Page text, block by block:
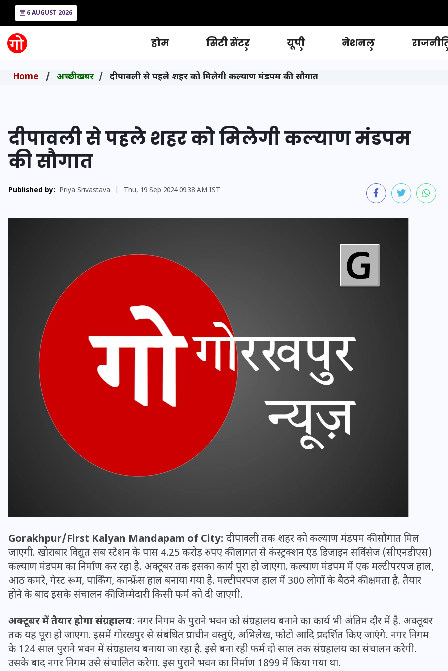
6 AUGUST 2026
होम सिटी सेंटर यूपी नेशनल
Home अच्छी खबर दीपावली से पहले शहर को मिलेगी कल्याण मंडपम की सौगात
दीपावली से पहले शहर को मिलेगी कल्याण मंडपम
की सौगात
Published by: Priya Srivastava Thu, 19 Sep 2024 09:38 AM IST
Gorakhpur/First Kalyan Mandapam of City: दीपावली तक शहर को कल्याण मंडपम की सौगात मिल
जाएगी. खोराबार विद्युत सब स्टेशन के पास 4.25 करोड़ रुपए की लागत से कंस्ट्रक्शन एंड डिजाइन सर्विसेज (सीएनडीएस)
कल्याण मंडपम का निर्माण कर रहा है. अक्टूबर तक इसका कार्य पूरा हो जाएगा. कल्याण मंडपम में एक मल्टीपरपज हाल,
आठ कमरे, गेस्ट रूम, पार्किंग, कान्फ्रेंस हाल बनाया गया है. मल्टीपरपज हाल में 300 लोगों के बैठने की क्षमता है. तैयार
होने के बाद इसके संचालन की जिम्मेदारी किसी फर्म को दी जाएगी.
अक्टूबर में तैयार होगा संग्रहालय: नगर निगम के पुराने भवन को संग्रहालय बनाने का कार्य भी अंतिम दौर में है. अक्तूबर
तक यह पूरा हो जाएगा. इसमें गोरखपुर से संबंधित प्राचीन वस्तुएं, अभिलेख, फोटो आदि प्रदर्शित किए जाएंगे. नगर निगम
के 124 साल पुराने भवन में संग्रहालय बनाया जा रहा है. इसे बना रही फर्म दो साल तक संग्रहालय का संचालन करेगी.
उसके बाद नगर निगम उसे संचालित करेगा. इस पुराने भवन का निर्माण 1899 में किया गया था.
यूपी लेखपाल भर्ती: ओबीसी को
मिली बड़ी राहत, 2158 पदों पर
बंपर वैकेंसी, जनरल कोटे में भारी
वोटर लिस्ट पुनरीक्षण कार्यक्रम में
हुआ बदलाव, देखें नई तारीखों की
30 दिसम्बर 2025
अड़चन: डेटा सिक्योरिटी और
स्पेक्ट्रम की कीमत पर फंसा पेंच,
आया बड़ा अपडेट
अड़चन: डेटा सिक्योरिटी और
स्पेक्ट्रम की कीमत पर फंसा पेंच,
आया बड़ा अपडेट